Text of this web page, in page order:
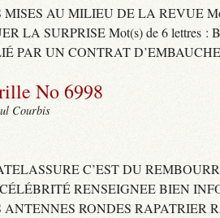
MISES AU MILIEU DE LA REVUE
LA SURPRISE Mot(s) de 6 lettres :
PAR UN CONTRAT
No 6998
Courbis
C’EST DU
RENSEIGNEE BIEN
ANTENNES RONDES RAPATRIER